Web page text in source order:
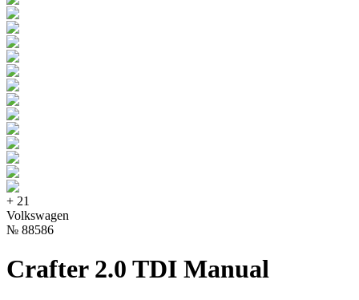
+ 21
Volkswagen
№ 88586
Crafter 2.0 TDI Manual